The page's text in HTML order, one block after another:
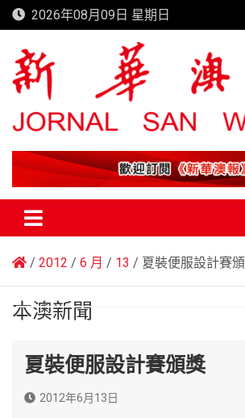
Skip
to
content
2026年08月09日 星期日
新華澳報
2012 6 月 13 夏裝便服設計賽
本澳新聞
夏裝便服設計賽頒獎
2012年6月13日